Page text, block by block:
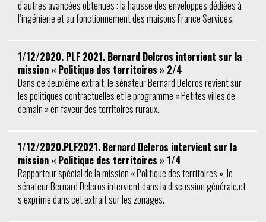
d’autres avancées obtenues : la hausse des enveloppes dédiées à
l’ingénierie et au fonctionnement des maisons France Services.
1/12/2020. PLF 2021. Bernard Delcros intervient sur la
mission « Politique des territoires » 2/4
Dans ce deuxième extrait, le sénateur Bernard Delcros revient sur
les politiques contractuelles et le programme « Petites villes de
demain » en faveur des territoires ruraux.
1/12/2020.PLF2021. Bernard Delcros intervient sur la
mission « Politique des territoires » 1/4
Rapporteur spécial de la mission « Politique des territoires », le
sénateur Bernard Delcros intervient dans la discussion générale.et
s’exprime dans cet extrait sur les zonages.